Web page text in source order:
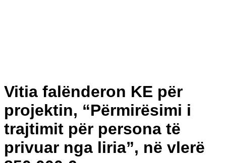
Vitia falënderon KE për
projektin, “Përmirësimi i
trajtimit për persona të
privuar nga liria”, në vlerë